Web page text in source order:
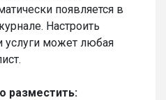
появляется в
Настроить
услуги может любая
разместить: